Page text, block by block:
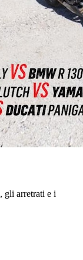
, gli arretrati e i